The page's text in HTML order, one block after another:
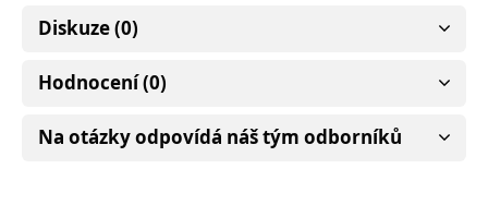
Diskuze (0)
Hodnocení (0)
Na otázky odpovídá náš tým odborníků